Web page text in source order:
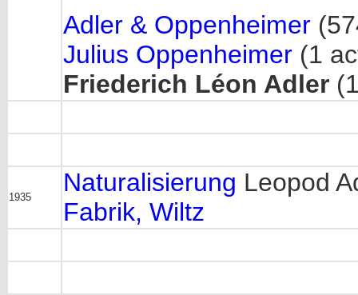
Adler & Oppenheimer
Julius Oppenheimer (1
Friederich Léon Adler
1935
Naturalisierung Leopod
Fabrik, Wiltz